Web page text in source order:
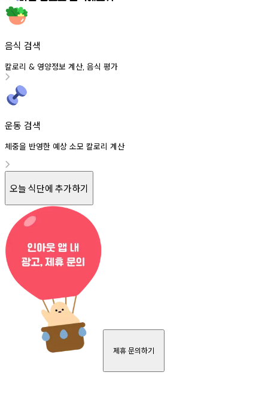
음식 검색
칼로리 & 영양정보 계산, 음식 평가
운동 검색
체중을 반영한 예상 소모 칼로리 계산
오늘 식단에 추가하기
제휴 문의하기